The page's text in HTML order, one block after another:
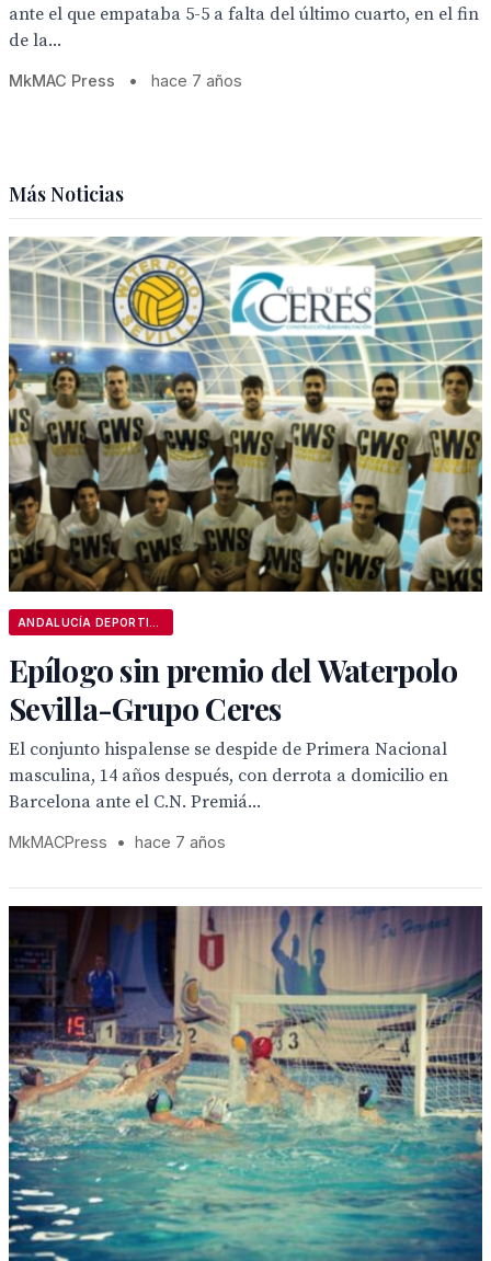
ante el que empataba 5-5 a falta del último cuarto, en el fin
de la...
MkMAC Press • hace 7 años
Más Noticias
Epílogo sin premio del Waterpolo
Sevilla-Grupo Ceres
El conjunto hispalense se despide de Primera Nacional
masculina, 14 años después, con derrota a domicilio en
Barcelona ante el C.N. Premiá...
MkMACPress • hace 7 años